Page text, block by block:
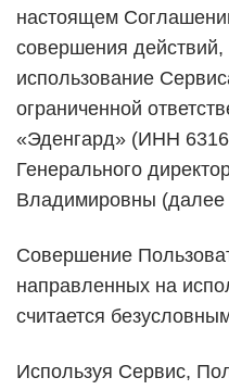
настоящем
совершения
использование
ограниченной
«Эденгард» (ИНН
Генерального
Владимировны (далее
Совершение
направленных на
считается
Используя Сервис,